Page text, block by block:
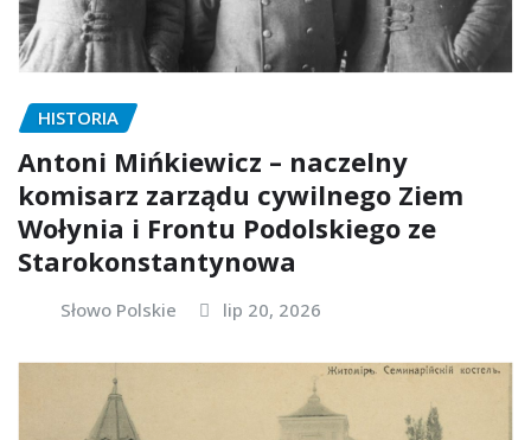
HISTORIA
Antoni Mińkiewicz – naczelny
komisarz zarządu cywilnego Ziem
Wołynia i Frontu Podolskiego ze
Starokonstantynowa
Słowo Polskie lip 20, 2026